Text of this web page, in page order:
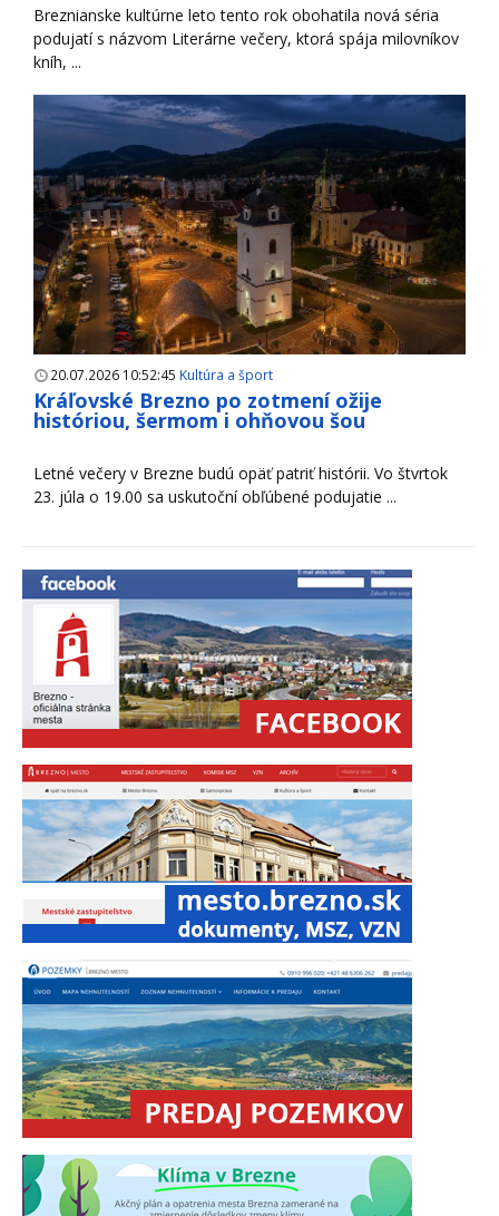
Breznianske kultúrne leto tento rok obohatila nová séria
podujatí s názvom Literárne večery, ktorá spája milovníkov
kníh, ...
20.07.2026 10:52:45 Kultúra a šport
Kráľovské Brezno po zotmení ožije
históriou, šermom i ohňovou šou
Letné večery v Brezne budú opäť patriť histórii. Vo štvrtok
23. júla o 19.00 sa uskutoční obľúbené podujatie ...